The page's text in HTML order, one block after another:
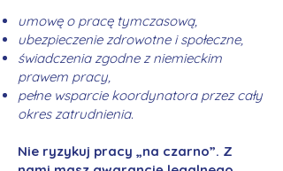
umowę o pracę tymczasową,
ubezpieczenie zdrowotne i społeczne,
świadczenia zgodne z niemieckim
prawem pracy,
pełne wsparcie koordynatora przez cały
okres zatrudnienia.
Nie ryzykuj pracy „na czarno”. Z